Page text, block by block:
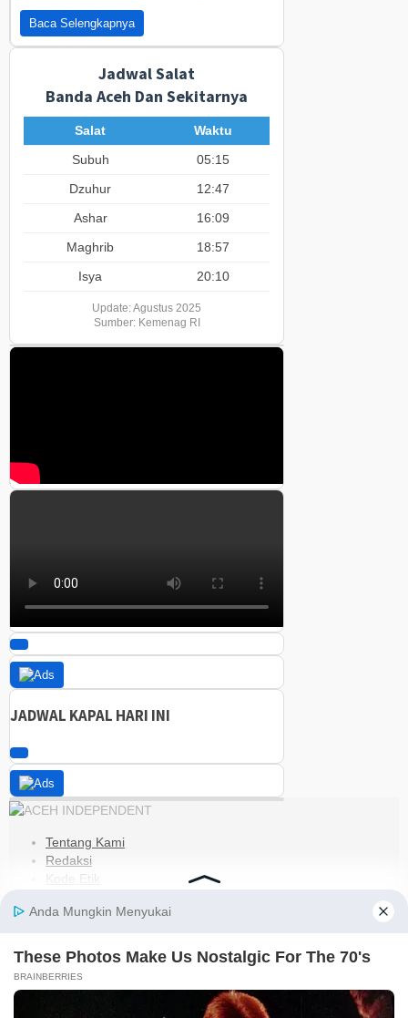
Baca Selengkapnya
Jadwal Salat
Banda Aceh Dan Sekitarnya
Salat
Waktu
Subuh
05:15
Dzuhur
12:47
Ashar
16:09
Maghrib
18:57
Isya
20:10
Update: Agustus 2025
Sumber: Kemenag RI
JADWAL KAPAL HARI INI
Tentang Kami
Redaksi
Kode Etik
Disclaimer
Jaringan Social